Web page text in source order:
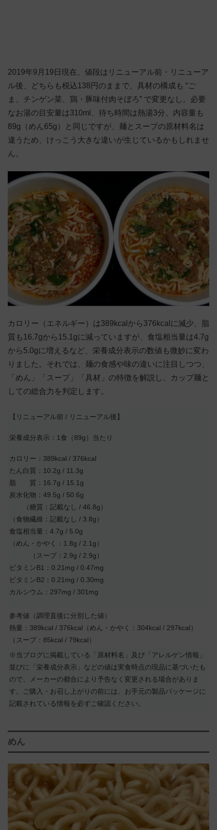
2019年9月19日現在、値段はリニューアル前・リニューア
ル後、どちらも税込138円のままで、具材の構成も “ご
ま、チンゲン菜、鶏・豚味付肉そぼろ” で変更なし。必要
なお湯の目安量は310ml、待ち時間は熱湯3分、内容量も
89g（めん65g）と同じですが、麺とスープの原材料名は
違うため、けっこう大きな違いが生じているかもしれませ
ん。
カロリー（エネルギー）は389kcalから376kcalに減少、脂
質も16.7gから15.1gに減っていますが、食塩相当量は4.7g
から5.0gに増えるなど、栄養成分表示の数値も微妙に変わ
りました。それでは、麺の食感や味の違いに注目しつつ、
「めん」「スープ」「具材」の特徴を解説し、カップ麺と
しての総合力を判定します。
【リニューアル前 / リニューアル後】
栄養成分表示：1食（89g）当たり
カロリー：389kcal / 376kcal
たん白質：10.2g / 11.3g
脂 質：16.7g / 15.1g
炭水化物：49.5g / 50.6g
（糖質：記載なし / 46.8g）
（食物繊維：記載なし / 3.8g）
食塩相当量：4.7g / 5.0g
（めん・かやく：1.8g / 2.1g）
（スープ：2.9g / 2.9g）
ビタミンB1：0.21mg / 0.47mg
ビタミンB2：0.21mg / 0.30mg
カルシウム：297mg / 301mg
参考値（調理直後に分別した値）
熱量：389kcal / 376kcal（めん・かやく：304kcal / 297kcal）
（スープ：85kcal / 79kcal）
※当ブログに掲載している「原材料名」及び「アレルゲン情報」
並びに「栄養成分表示」などの値は実食時点の現品に基づいたも
ので、メーカーの都合により予告なく変更される場合がありま
す。ご購入・お召し上がりの前には、お手元の製品パッケージに
記載されている情報を必ずご確認ください。
めん